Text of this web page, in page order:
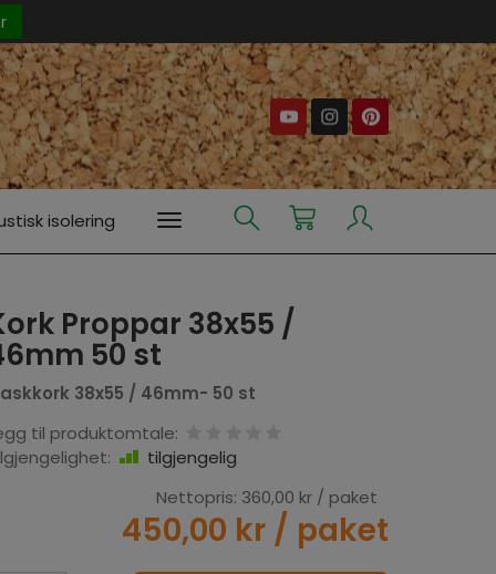
isolering
Proppar 38x55 /
50 st
38x55 / 46mm- 50 st
til produktomtale:
tilgjengelig
Nettopris: 360,00 kr / paket
450,00 kr / paket